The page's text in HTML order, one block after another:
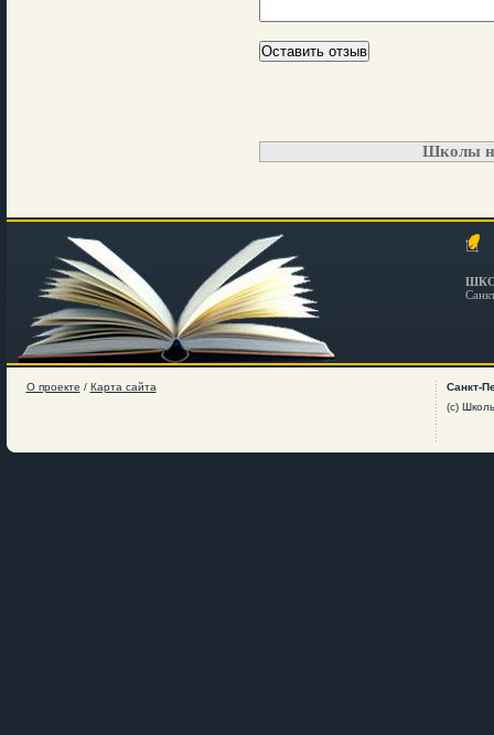
Школы
О проекте / Карта сайта
Санкт-
(c)